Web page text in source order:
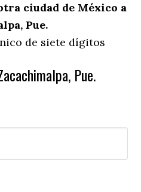
ciudad de México a
Pue.
de siete dígitos
Pue.